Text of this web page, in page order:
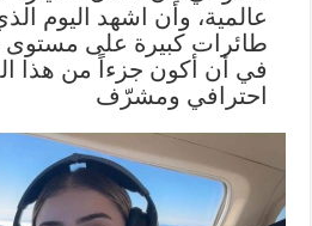
عالمية، وأن اشهد اليوم
طائرات كبيرة على
في أن أكون جزءاً من هذا
احترافي ومشرّف